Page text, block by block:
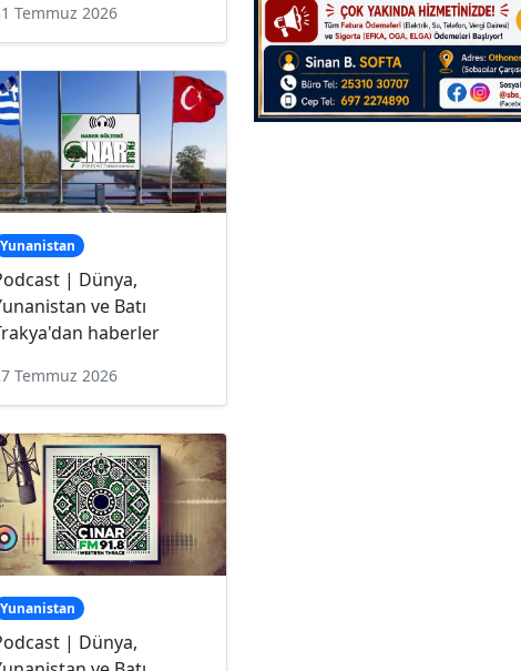
Temmuz 2026
Yunanistan
| Dünya,
ve Batı
haberler
Temmuz 2026
Yunanistan
| Dünya,